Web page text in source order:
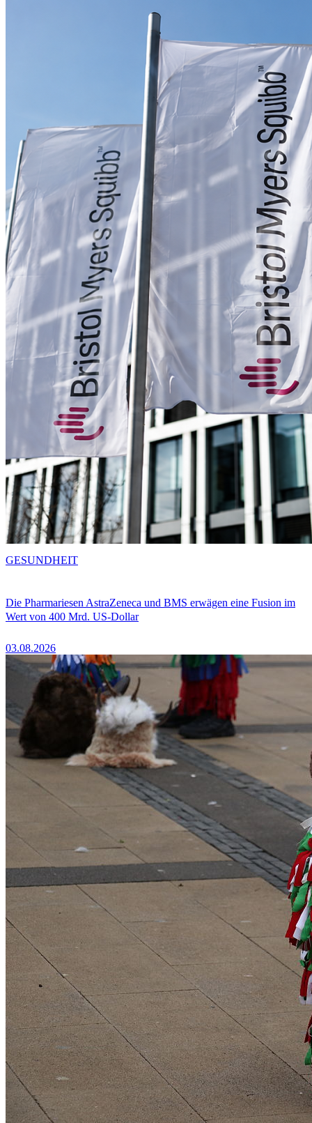
Die Pharmariesen AstraZeneca und BMS erwägen eine Fusion im
Wert von 400 Mrd. US-Dollar
03.08.2026
GESUNDHEIT